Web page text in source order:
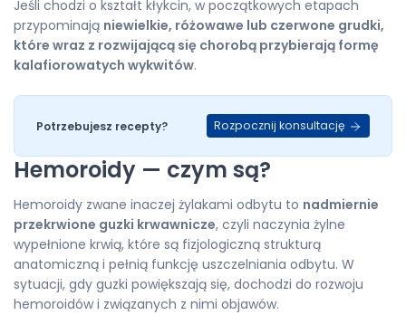
Jeśli chodzi o kształt kłykcin, w początkowych etapach
przypominają niewielkie, różowawe lub czerwone grudki,
które wraz z rozwijającą się chorobą przybierają formę
kalafiorowatych wykwitów.
Potrzebujesz recepty? Rozpocznij konsultację
Hemoroidy — czym są?
Hemoroidy zwane inaczej żylakami odbytu to nadmiernie
przekrwione guzki krwawnicze, czyli naczynia żylne
wypełnione krwią, które są fizjologiczną strukturą
anatomiczną i pełnią funkcję uszczelniania odbytu. W
sytuacji, gdy guzki powiększają się, dochodzi do rozwoju
hemoroidów i związanych z nimi objawów.